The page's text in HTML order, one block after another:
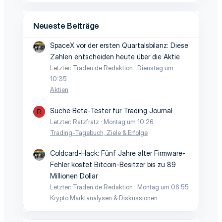
Neueste Beiträge
SpaceX vor der ersten Quartalsbilanz: Diese
Zahlen entscheiden heute über die Aktie
Letzter: Traden.de Redaktion
Dienstag um
10:35
Aktien
R Suche Beta-Tester für Trading Journal
Letzter: Ratzfratz
Montag um 10:26
Trading-Tagebuch, Ziele & Erfolge
Coldcard-Hack: Fünf Jahre alter Firmware-
Fehler kostet Bitcoin-Besitzer bis zu 89
Millionen Dollar
Letzter: Traden.de Redaktion
Montag um 06:55
Krypto Marktanalysen & Diskussionen